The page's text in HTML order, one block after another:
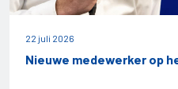
22 juli 2026
Nieuwe medewerker op